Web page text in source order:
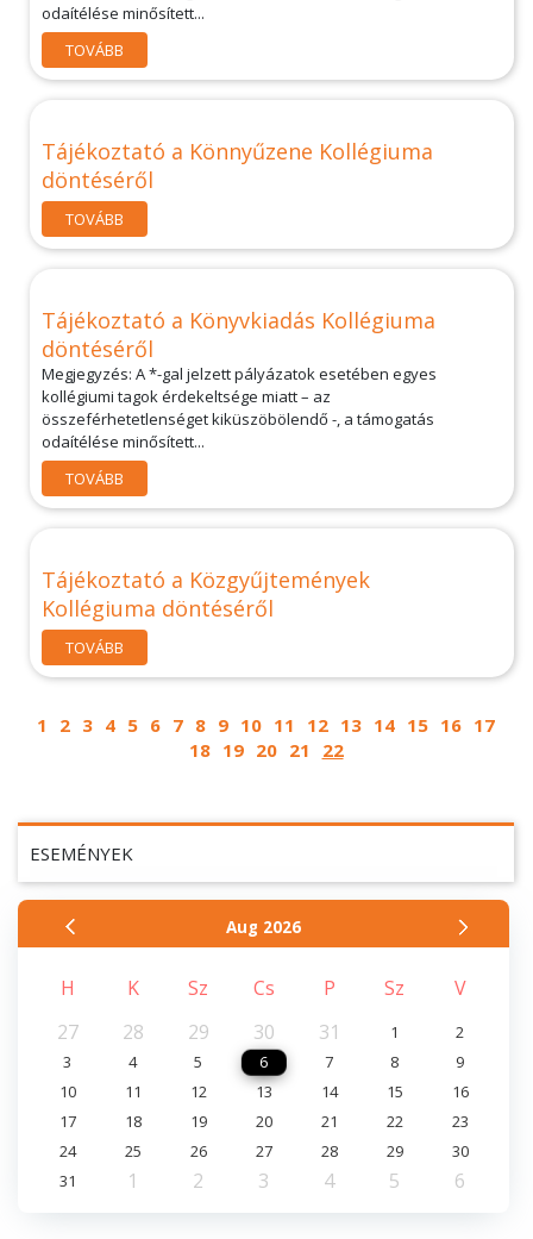
ESEMÉNYEK
Aug 2026
H K Sz Cs P Sz
V
27
28 29 30 31 1
2
3
4 5 6 7 8
9
10
11 12 13 14 15
16
17
18 19 20 21 22
23
24
25 26 27 28 29
30
31
1 2 3 4 5 6
odaítélése minősített...
TOVÁBB
Tájékoztató a Könnyűzene Kollégiuma
döntéséről
TOVÁBB
Tájékoztató a Könyvkiadás Kollégiuma
döntéséről
Megjegyzés: A *-gal jelzett pályázatok esetében egyes
kollégiumi tagok érdekeltsége miatt – az
összeférhetetlenséget kiküszöbölendő -, a támogatás
odaítélése minősített...
TOVÁBB
Tájékoztató a Közgyűjtemények
Kollégiuma döntéséről
TOVÁBB
1 2 3 4 5 6 7 8 9 10 11 12 13 14 15 16 17
18 19 20 21 22